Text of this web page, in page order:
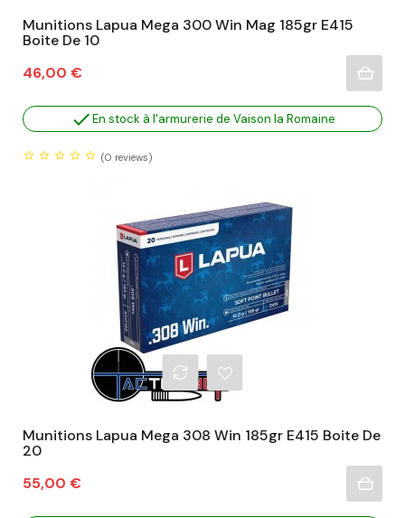
Munitions Lapua Mega 300 Win Mag 185gr E415
Boite De 10
Prix
46,00 €
En stock à l'armurerie de Vaison la Romaine
(0 reviews)
Munitions Lapua Mega 308 Win 185gr E415 Boite De
20
Prix
55,00 €